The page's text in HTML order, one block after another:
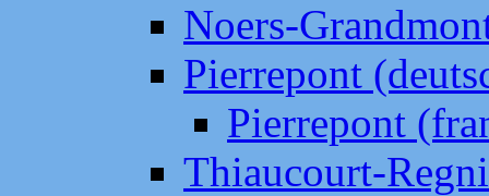
Noers-
Pierrepont
Pierrepont
Thiaucourt-